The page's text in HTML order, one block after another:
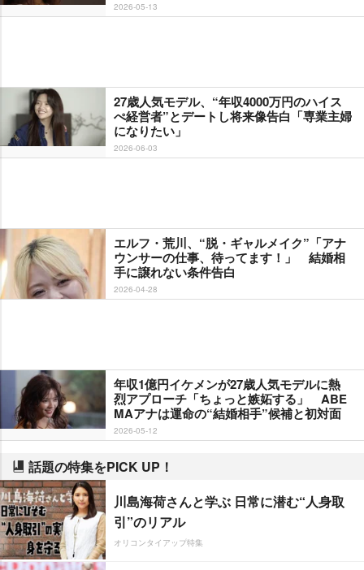
2026-05-13
27歳人気モデル、“年収4000万円のハイス
ぺ経営者”とデートし将来像告白「専業主婦
になりたい」
2026-06-03
エルフ・荒川、“脱・ギャルメイク”「アナ
ウンサーの仕事、待ってます！」 結婚相
手に譲れない条件告白
2026-04-28
年収1億円イケメンが27歳人気モデルに熱
烈アプローチ「ちょっと嫉妬する」 ABE
MAアナは運命の“結婚相手”候補と初対面
2026-05-12
話題の特集をPICK UP！
川島海荷さんと学ぶ 日常に潜む“人身取
引”のリアル
オリコンタイアップ特集